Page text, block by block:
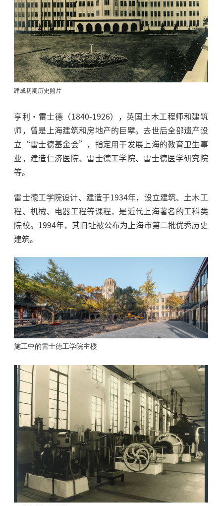
建成初期历史照片
亨利·雷士德（1840-1926），英国土木工程师和建筑
师，曾是上海建筑和房地产的巨擘。去世后全部遗产设
立“雷士德基金会”，指定用于发展上海的教育卫生事
业，建造仁济医院、雷士德工学院、雷士德医学研究院
等。
雷士德工学院设计、建造于1934年，设立建筑、土木工
程、机械、电器工程等课程，是近代上海著名的工科类
院校。1994年，其旧址被公布为上海市第二批优秀历史
建筑。
施工中的雷士德工学院主楼